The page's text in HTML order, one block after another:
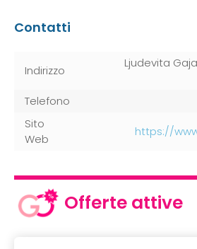
Contatti
Indirizzo
Ljudevita
Telefono
Sito
Web
https://
Offerte attive